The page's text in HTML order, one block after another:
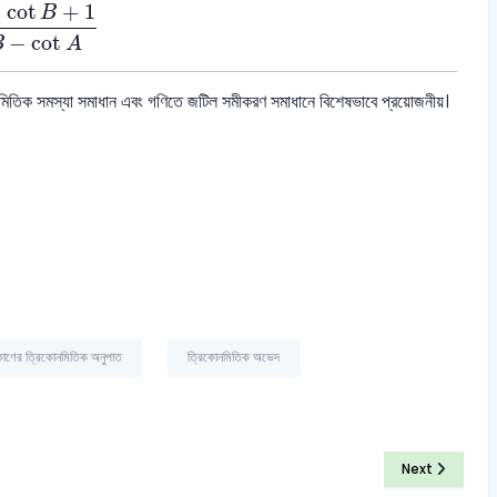
cot B + 1
− cot A
সমস্যা সমাধান এবং গণিতে জটিল সমীকরণ সমাধানে বিশেষভাবে প্রয়োজনীয়।
ত্রিকোনমিতিক অনুপাত ত্রিকোনমিতিক অভেদ
Next